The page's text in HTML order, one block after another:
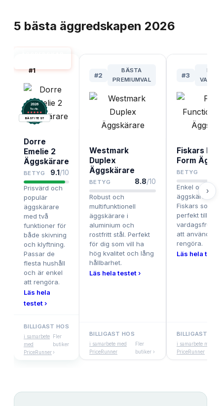
5 bästa äggredskapen 2026
#1
2026
Testix.
BÄST I TEST
Dorre
Emelie 2
Äggskärare
BETYG 9.1/10
Prisvärd och
populär
äggskärare
med två
funktioner för
både skivning
och klyftning.
Passar de
flesta hushåll
och är enkel
att rengöra.
Läs hela
testet ›
BILLIGAST HOS
i samarbete
med
PriceRunner
Fler
butiker
›
#2
BÄSTA
PREMIUMVAL
Westmark
Duplex
Äggskärare
BETYG 8.8/10
Robust och
multifunktionell
äggskärare i
aluminium och
rostfritt stål. Perfekt
för dig som vill ha
hög kvalitet och lång
hållbarhet.
Läs hela testet ›
BILLIGAST HOS
i samarbete med
PriceRunner
Fler
butiker ›
#3
Fiskars
Form
BETYG
Enkel och
äggskärare
Fiskars som
perfekt till
att använda
rengöra.
Läs hela
BILLIGAST
i samarbete med
PriceRunner
›